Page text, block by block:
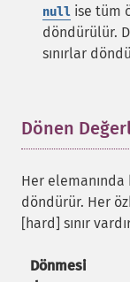
null ise tüm
döndürülür.
sınırlar
Dönen
Her elemanında
döndürür. Her
[hard] sınır
Dönmesi